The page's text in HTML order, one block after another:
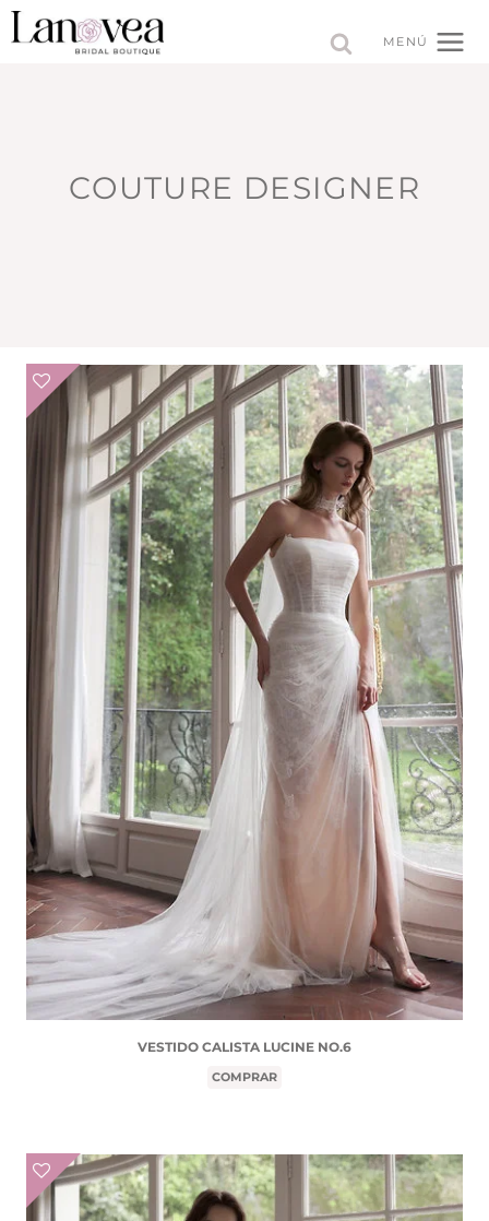
Saltar
al
MENÚ
COUTURE DESIGNER
VESTIDO CALISTA LUCINE NO.6
COMPRAR